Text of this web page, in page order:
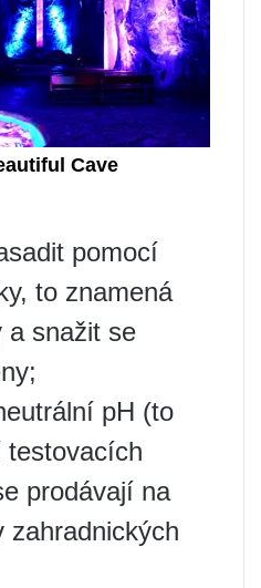
pomocí
to znamená
a snažit se
pH (to
testovacích
prodávají na
zahradnických